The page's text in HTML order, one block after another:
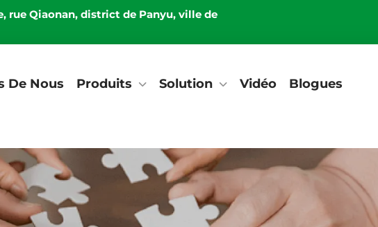
rue Qiaonan, district de Panyu, ville de
De Nous Produits Solution Vidéo
Blogues